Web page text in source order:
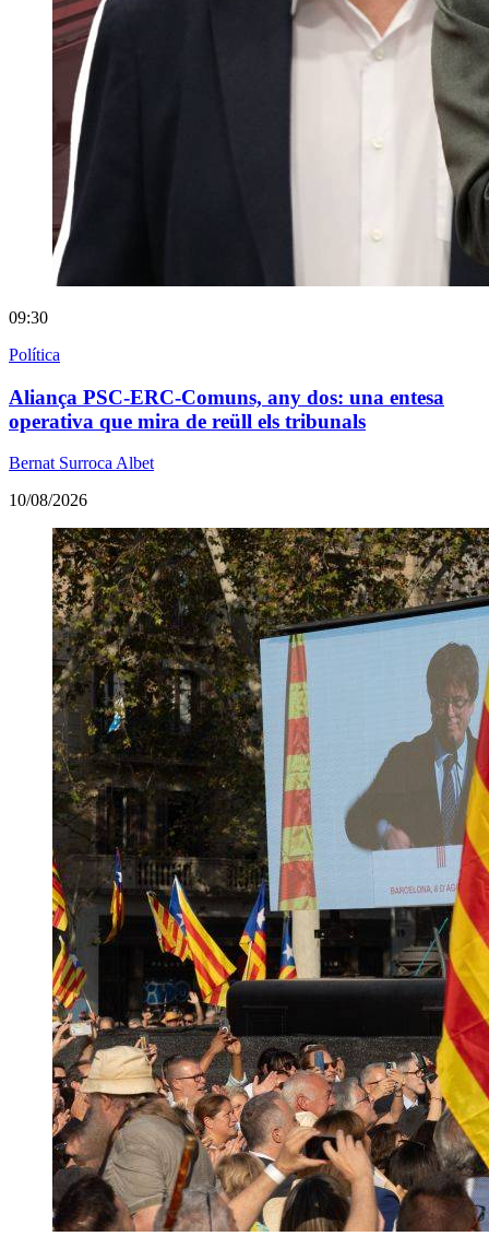
09:30
Política
Aliança PSC-ERC-Comuns, any dos: una entesa
operativa que mira de reüll els tribunals
Bernat Surroca Albet
10/08/2026